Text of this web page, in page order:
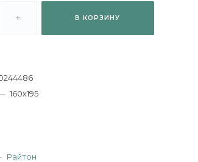
+ В КОРЗИНУ
160х195
Райтон